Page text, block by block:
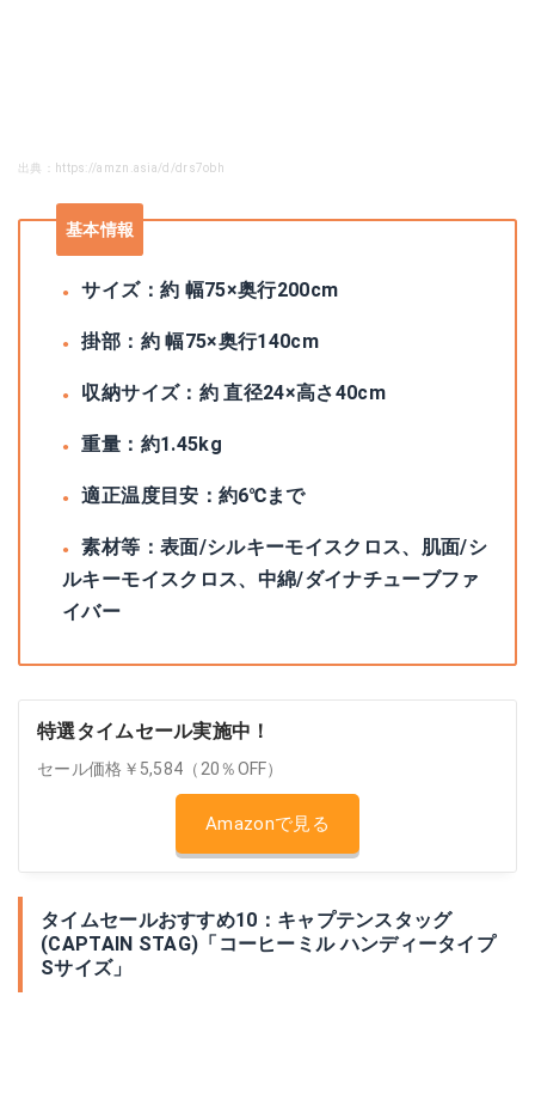
出典：https://amzn.asia/d/drs7obh
基本情報
サイズ：約 幅75×奥行200cm
掛部：約 幅75×奥行140cm
収納サイズ：約 直径24×高さ40cm
重量：約1.45kg
適正温度目安：約6℃まで
素材等：表面/シルキーモイスクロス、肌面/シ
ルキーモイスクロス、中綿/ダイナチューブファ
イバー
特選タイムセール実施中！
セール価格￥5,584（20％OFF）
Amazonで見る
タイムセールおすすめ10：キャプテンスタッグ
(CAPTAIN STAG)「コーヒーミル ハンディータイプ
Sサイズ」